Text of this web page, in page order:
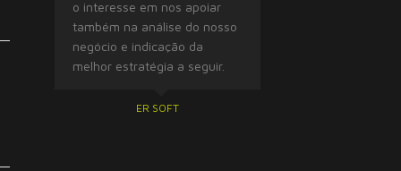
o interesse em nos apoiar
também na análise do nosso
negócio e indicação da
melhor estratégia a seguir.
ER SOFT